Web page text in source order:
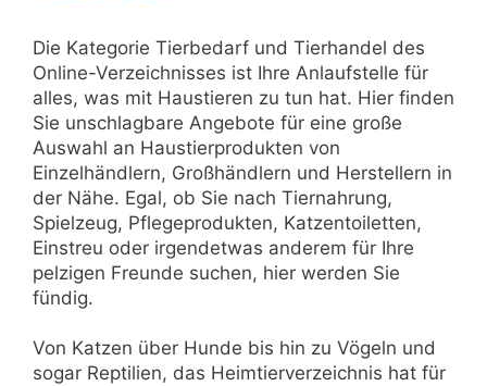
Die Kategorie Tierbedarf und Tierhandel des
Online-Verzeichnisses ist Ihre Anlaufstelle für
alles, was mit Haustieren zu tun hat. Hier finden
Sie unschlagbare Angebote für eine große
Auswahl an Haustierprodukten von
Einzelhändlern, Großhändlern und Herstellern in
der Nähe. Egal, ob Sie nach Tiernahrung,
Spielzeug, Pflegeprodukten, Katzentoiletten,
Einstreu oder irgendetwas anderem für Ihre
pelzigen Freunde suchen, hier werden Sie
fündig.
Von Katzen über Hunde bis hin zu Vögeln und
sogar Reptilien, das Heimtierverzeichnis hat für